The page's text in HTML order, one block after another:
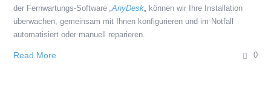
der Fernwartungs-Software „AnyDesk
können wir Ihre Installation
überwachen, gemeinsam mit Ihnen konfigurieren und im Notfall
automatisiert oder manuell reparieren.
Read More 0